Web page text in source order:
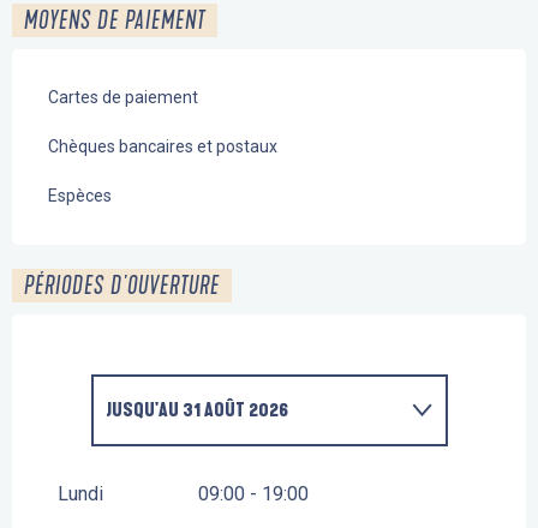
MOYENS DE PAIEMENT
Cartes de paiement
Chèques bancaires et postaux
Espèces
PÉRIODES D'OUVERTURE
JUSQU'AU 31 AOÛT 2026
Lundi 09:00 - 19:00